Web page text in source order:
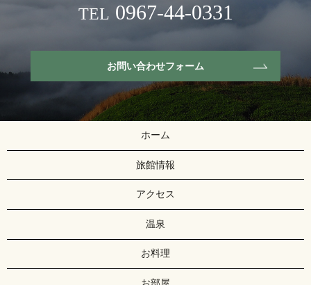
TEL 0967-44-0331
お問い合わせフォーム
ホーム
旅館情報
アクセス
温泉
お料理